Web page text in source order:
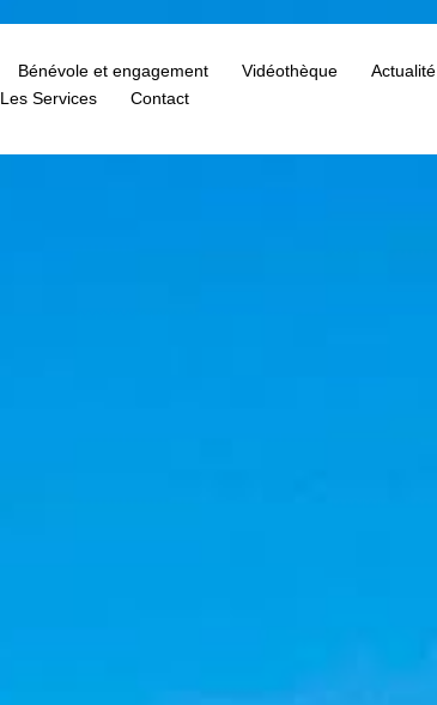
Bénévole et engagement Vidéothèque Actualité
Les Services Contact